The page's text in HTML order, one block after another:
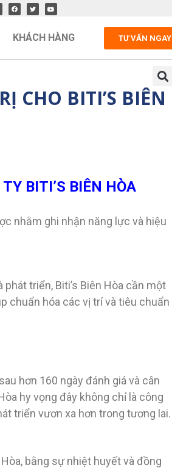
KHÁCH HÀNG TƯ VẤN NGAY
CHO BITI’S BIÊN
BITI’S BIÊN HÒA
nhằm ghi nhận năng lực và hiệu
triển, Biti’s Biên Hòa cần một
chuẩn hóa các vị trí và tiêu chuẩn
hơn 160 ngày đánh giá và cân
hy vọng đây không chỉ là công
triển vươn xa hơn trong tương lai.
bằng sự nhiệt huyết và đồng